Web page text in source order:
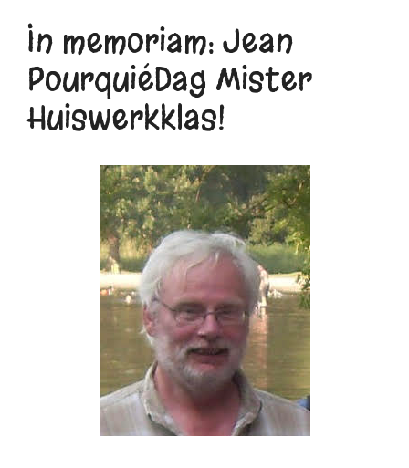
In memoriam: Jean
PourquiéDag Mister
Huiswerkklas!